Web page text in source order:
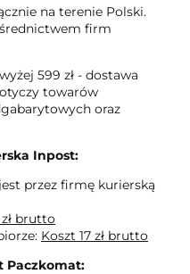
na terenie Polski.
firm
599 zł - dostawa
towarów
oraz
Inpost:
przez firmę kurierską
zł brutto
Koszt 17 zł brutto
Paczkomat: